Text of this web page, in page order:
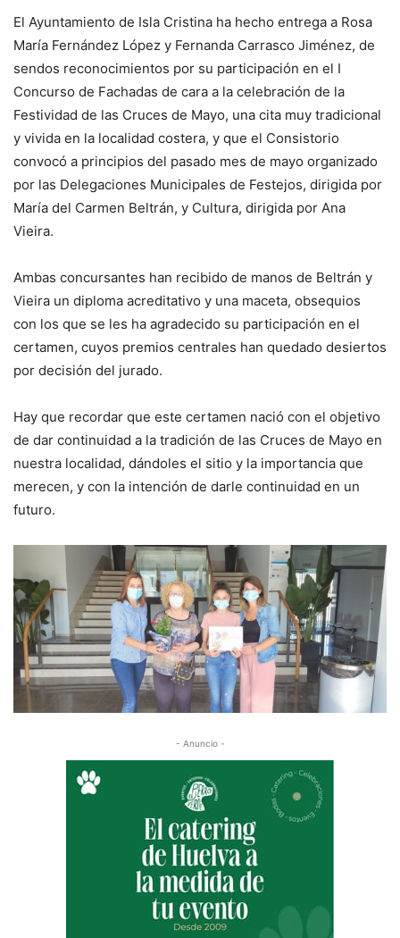
El Ayuntamiento de Isla Cristina ha hecho entrega a Rosa
María Fernández López y Fernanda Carrasco Jiménez, de
sendos reconocimientos por su participación en el I
Concurso de Fachadas de cara a la celebración de la
Festividad de las Cruces de Mayo, una cita muy tradicional
y vivida en la localidad costera, y que el Consistorio
convocó a principios del pasado mes de mayo organizado
por las Delegaciones Municipales de Festejos, dirigida por
María del Carmen Beltrán, y Cultura, dirigida por Ana
Vieira.
Ambas concursantes han recibido de manos de Beltrán y
Vieira un diploma acreditativo y una maceta, obsequios
con los que se les ha agradecido su participación en el
certamen, cuyos premios centrales han quedado desiertos
por decisión del jurado.
Hay que recordar que este certamen nació con el objetivo
de dar continuidad a la tradición de las Cruces de Mayo en
nuestra localidad, dándoles el sitio y la importancia que
merecen, y con la intención de darle continuidad en un
futuro.
- Anuncio -